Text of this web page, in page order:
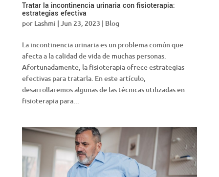
Tratar la incontinencia urinaria con fisioterapia:
estrategias efectiva
por Lashmi | Jun 23, 2023 | Blog
La incontinencia urinaria es un problema común que
afecta a la calidad de vida de muchas personas.
Afortunadamente, la fisioterapia ofrece estrategias
efectivas para tratarla. En este artículo,
desarrollaremos algunas de las técnicas utilizadas en
fisioterapia para...